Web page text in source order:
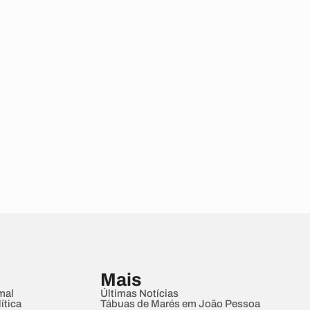
Mais
Últimas Notícias
Tábuas de Marés em João Pessoa